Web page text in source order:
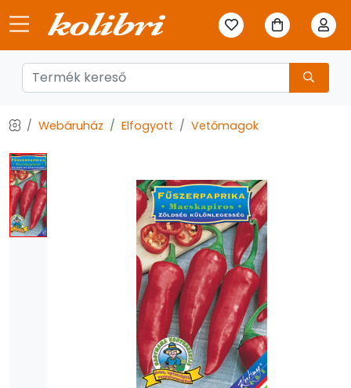
Webáruház Elfogyott Vetőmagok